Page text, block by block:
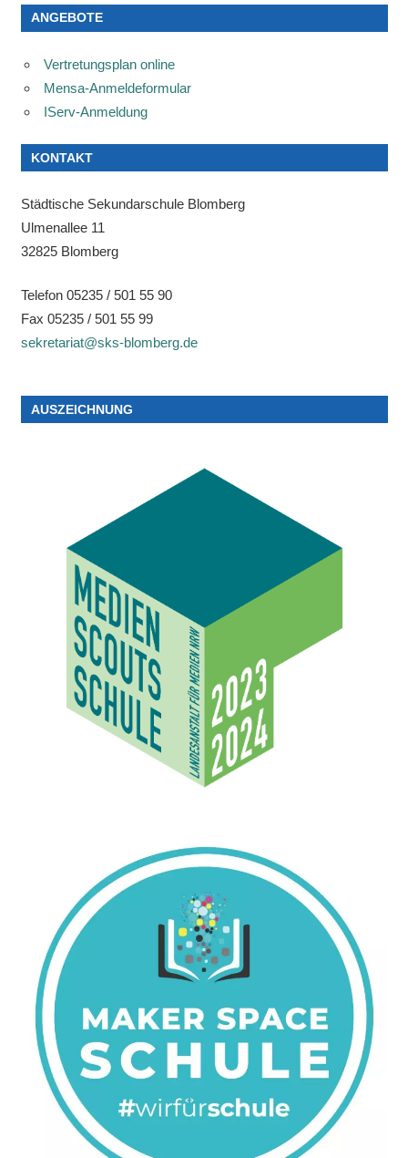
ANGEBOTE
Vertretungsplan online
Mensa-Anmeldeformular
IServ-Anmeldung
KONTAKT
Städtische Sekundarschule Blomberg
Ulmenallee 11
32825 Blomberg
Telefon 05235 / 501 55 90
Fax 05235 / 501 55 99
sekretariat@sks-blomberg.de
AUSZEICHNUNG